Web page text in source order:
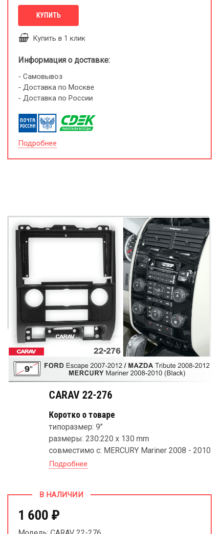
КУПИТЬ
Купить в 1 клик
Информация о доставке:
- Самовывоз
- Доставка по Москве
- Доставка по России
Подробнее
CARAV 22-276
Коротко о товаре
типоразмер: 9"
размеры: 230:220 x 130 mm
совместимо с: MERCURY Mariner 2008 - 2010
Подробнее
1 600 ₽
В НАЛИЧИИ